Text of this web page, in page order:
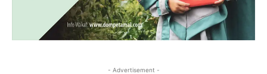
- Advertisement -